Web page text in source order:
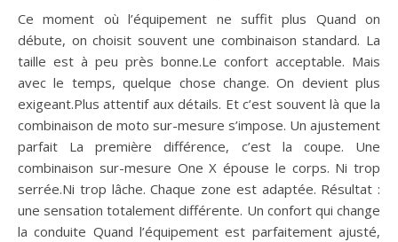
Ce moment où l’équipement ne suffit plus Quand on
débute, on choisit souvent une combinaison standard. La
taille est à peu près bonne.Le confort acceptable. Mais
avec le temps, quelque chose change. On devient plus
exigeant.Plus attentif aux détails. Et c’est souvent là que la
combinaison de moto sur-mesure s’impose. Un ajustement
parfait La première différence, c’est la coupe. Une
combinaison sur-mesure One X épouse le corps. Ni trop
serrée.Ni trop lâche. Chaque zone est adaptée. Résultat :
une sensation totalement différente. Un confort qui change
la conduite Quand l’équipement est parfaitement ajusté,